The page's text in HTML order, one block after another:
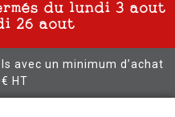
du lundi 3 aout
26 aout
avec un minimum d’achat
HT